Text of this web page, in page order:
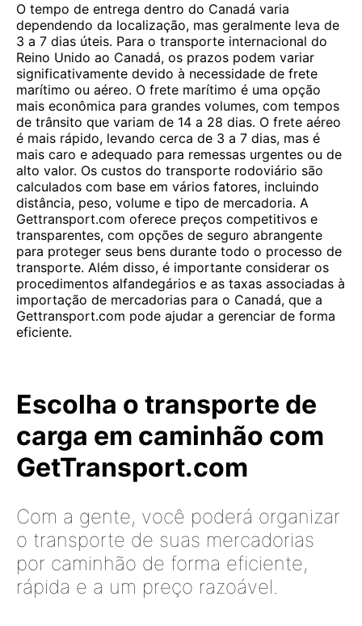
O tempo de entrega dentro do Canadá varia
dependendo da localização, mas geralmente leva de
3 a 7 dias úteis. Para o transporte internacional do
Reino Unido ao Canadá, os prazos podem variar
significativamente devido à necessidade de frete
marítimo ou aéreo. O frete marítimo é uma opção
mais econômica para grandes volumes, com tempos
de trânsito que variam de 14 a 28 dias. O frete aéreo
é mais rápido, levando cerca de 3 a 7 dias, mas é
mais caro e adequado para remessas urgentes ou de
alto valor. Os custos do transporte rodoviário são
calculados com base em vários fatores, incluindo
distância, peso, volume e tipo de mercadoria. A
Gettransport.com oferece preços competitivos e
transparentes, com opções de seguro abrangente
para proteger seus bens durante todo o processo de
transporte. Além disso, é importante considerar os
procedimentos alfandegários e as taxas associadas à
importação de mercadorias para o Canadá, que a
Gettransport.com pode ajudar a gerenciar de forma
eficiente.
Escolha o transporte de
carga em caminhão com
GetTransport.com
Com a gente, você poderá organizar
o transporte de suas mercadorias
por caminhão de forma eficiente,
rápida e a um preço razoável.